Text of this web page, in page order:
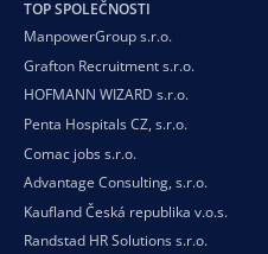
TOP SPOLEČNOSTI
ManpowerGroup s.r.o.
Grafton Recruitment s.r.o.
HOFMANN WIZARD s.r.o.
Penta Hospitals CZ, s.r.o.
Comac jobs s.r.o.
Advantage Consulting, s.r.o.
Kaufland Česká republika v.o.s.
Randstad HR Solutions s.r.o.